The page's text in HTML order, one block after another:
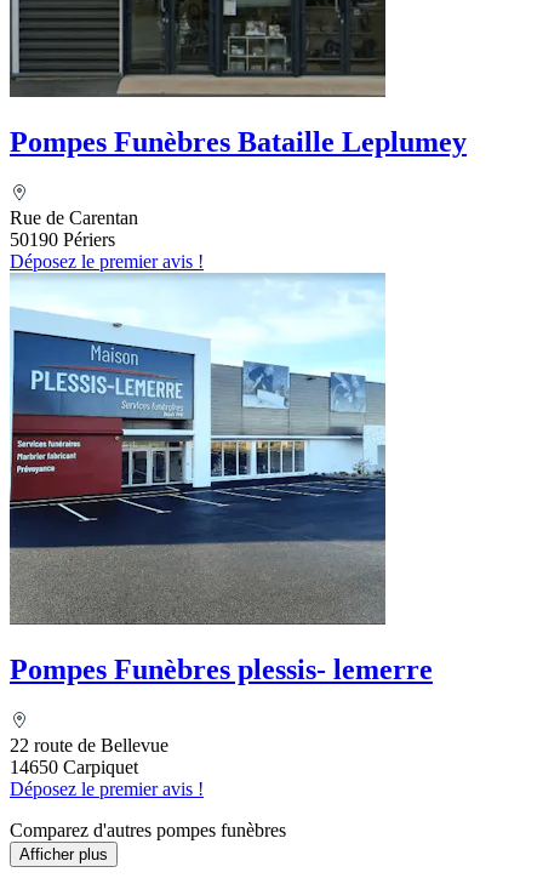
Pompes Funèbres Bataille Leplumey
Rue de Carentan
50190 Périers
Déposez le premier avis !
Pompes Funèbres plessis- lemerre
22 route de Bellevue
14650 Carpiquet
Déposez le premier avis !
Comparez d'autres pompes funèbres
Afficher plus